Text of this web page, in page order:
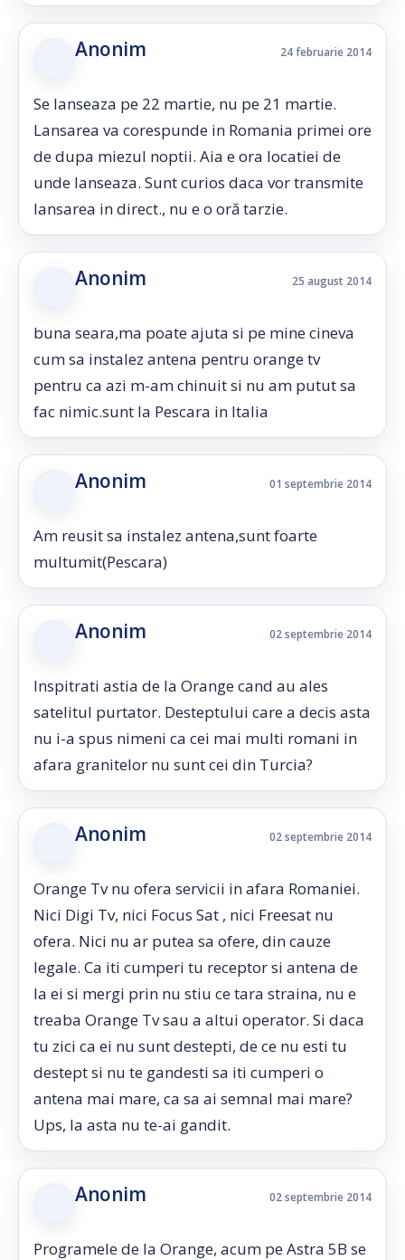
Anonim 24 februarie 2014
Se lanseaza pe 22 martie, nu pe 21 martie.
Lansarea va corespunde in Romania primei ore
de dupa miezul noptii. Aia e ora locatiei de
unde lanseaza. Sunt curios daca vor transmite
lansarea in direct., nu e o oră tarzie.
Anonim 25 august 2014
buna seara,ma poate ajuta si pe mine cineva
cum sa instalez antena pentru orange tv
pentru ca azi m-am chinuit si nu am putut sa
fac nimic.sunt la Pescara in Italia
Anonim 01 septembrie 2014
Am reusit sa instalez antena,sunt foarte
multumit(Pescara)
Anonim 02 septembrie 2014
Inspitrati astia de la Orange cand au ales
satelitul purtator. Desteptului care a decis asta
nu i-a spus nimeni ca cei mai multi romani in
afara granitelor nu sunt cei din Turcia?
Anonim 02 septembrie 2014
Orange Tv nu ofera servicii in afara Romaniei.
Nici Digi Tv, nici Focus Sat , nici Freesat nu
ofera. Nici nu ar putea sa ofere, din cauze
legale. Ca iti cumperi tu receptor si antena de
la ei si mergi prin nu stiu ce tara straina, nu e
treaba Orange Tv sau a altui operator. Si daca
tu zici ca ei nu sunt destepti, de ce nu esti tu
destept si nu te gandesti sa iti cumperi o
antena mai mare, ca sa ai semnal mai mare?
Ups, la asta nu te-ai gandit.
Anonim 02 septembrie 2014
Programele de la Orange, acum pe Astra 5B se